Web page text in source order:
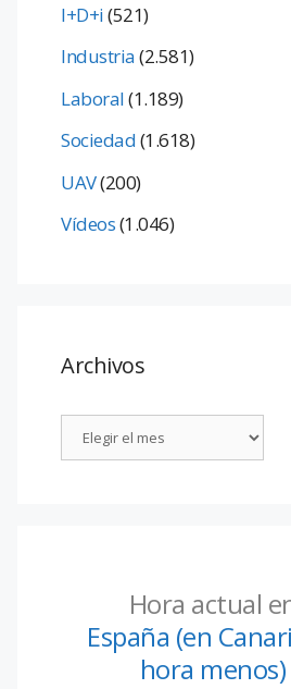
I+D+i(521)
Industria(2.581)
Laboral(1.189)
Sociedad(1.618)
UAV(200)
Vídeos(1.046)
Archivos
Hora actual
España (en
hora menos)